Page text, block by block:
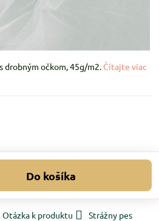
drobným očkom, 45g/m2. Čítajte viac
Do košíka
Otázka k produktu
Strážny pes